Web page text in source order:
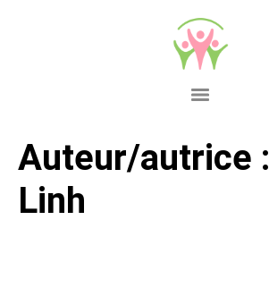
Auteur/autrice :
Linh